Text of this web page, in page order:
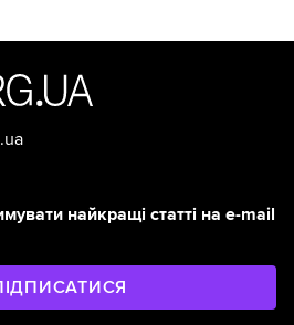
найкращі статті на e-mail